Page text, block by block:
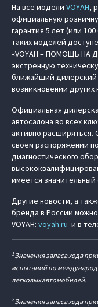
На все модели VOYAH,
официальную
гарантия 5 лет (или
таких моделей
«VOYAH – ПОМОЩЬ НА
экстренную
ближайший дилерский
возникновении
Официальная
автосалона во всех
активно
своем распоряжении
диагностического
имеется
Другие новости, а
бренда в России
VOYAH: voyah.ru и в
1Значения запаса хода
испытаний по
легковых автомобилей.
2Значения запаса хода